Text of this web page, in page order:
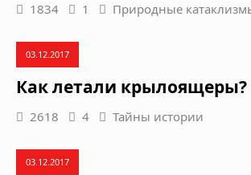
1834 1 Природные
03.12.2017
Как летали крылоящеры?
2618 4 Тайны истории
03.12.2017